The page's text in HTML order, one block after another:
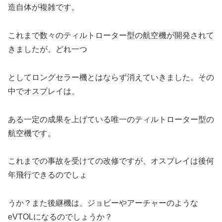
造自体が複雑です。
これまで数々のティルトローター型の航空機が開発されて
きましたが、どれ一つ
としてロングセラー機とはならず消えていきました。その
中でオスプレイは、
ある一定の成果を上げている唯一のティルトローター型の
航空機です。
これまでの事故を受けての改修ですが、オスプレイは後何
年飛行できるのでしょ
うか？また後継機は、ジョビーやアーチャーのような
eVTOLになるのでしょうか？